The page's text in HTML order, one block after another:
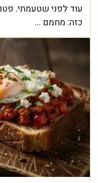
עוד לפני שטעמתי.
כזה: מחמם ...